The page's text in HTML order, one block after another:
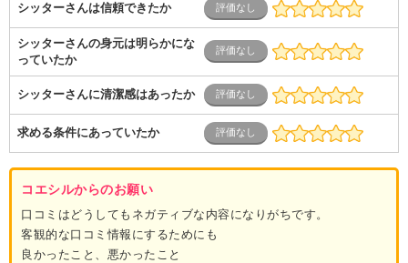
シッターさんは信頼できたか
シッターさんの身元は明らかにな
っていたか
シッターさんに清潔感はあったか
求める条件にあっていたか
コエシルからのお願い
口コミはどうしてもネガティブな内容になりがちです。
客観的な口コミ情報にするためにも
良かったこと、悪かったこと